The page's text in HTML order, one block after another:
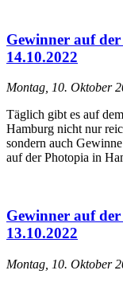
Gewinner auf
14.10.2022
Montag, 10. Oktober
Täglich gibt es auf
Hamburg nicht nur
sondern auch
auf der Photopia in
Gewinner auf
13.10.2022
Montag, 10. Oktober